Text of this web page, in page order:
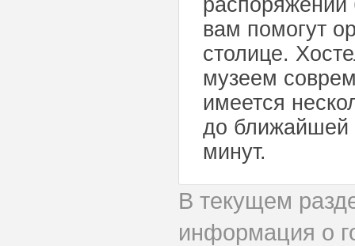
распоряжении
вам помогут
столице.
музеем
имеется
до ближайшей
минут.
В текущем
информация о